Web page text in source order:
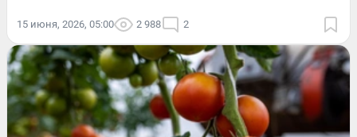
15 июня, 2026, 05:00 2 988 2